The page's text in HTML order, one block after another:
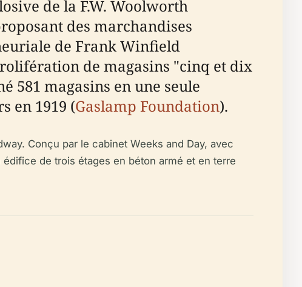
de la F.W. Woolworth
des marchandises
de Frank Winfield
de magasins "cinq et dix
581 magasins en une seule
en 1919 (Gaslamp Foundation).
Conçu par le cabinet Weeks and Day, avec
de trois étages en béton armé et en terre